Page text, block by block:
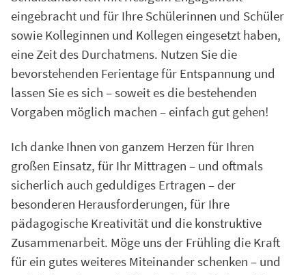
eingebracht und für Ihre Schülerinnen und Schüler
sowie Kolleginnen und Kollegen eingesetzt haben,
eine Zeit des Durchatmens. Nutzen Sie die
bevorstehenden Ferientage für Entspannung und
lassen Sie es sich – soweit es die bestehenden
Vorgaben möglich machen – einfach gut gehen!
Ich danke Ihnen von ganzem Herzen für Ihren
großen Einsatz, für Ihr Mittragen – und oftmals
sicherlich auch geduldiges Ertragen – der
besonderen Herausforderungen, für Ihre
pädagogische Kreativität und die konstruktive
Zusammenarbeit. Möge uns der Frühling die Kraft
für ein gutes weiteres Miteinander schenken – und